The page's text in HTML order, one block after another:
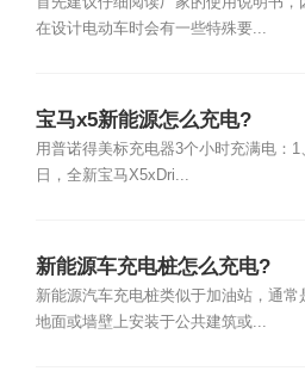
在设计电动车时会有一些特殊要...
宝马x5新能源怎么充电?
用普诺得美标充电器3个小时充满电：1
日，全新宝马X5xDri...
新能源车充电桩怎么充电?
新能源汽车充电桩类似于加油站，通常
地面或墙壁上安装于公共建筑或...